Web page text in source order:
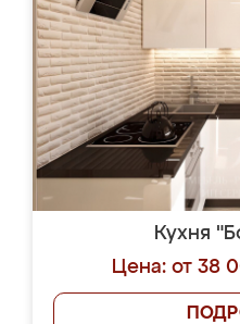
Кухня
Цена: от 38